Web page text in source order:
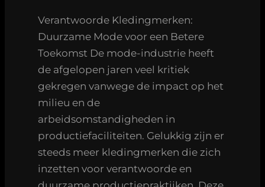
Verantwoorde Kledingmerken:
Duurzame Mode voor een Betere
Toekomst De mode-industrie heeft
de afgelopen jaren veel kritiek
gekregen vanwege de impact op het
milieu en de
arbeidsomstandigheden in
productiefaciliteiten. Gelukkig zijn er
steeds meer kledingmerken die zich
inzetten voor verantwoorde en